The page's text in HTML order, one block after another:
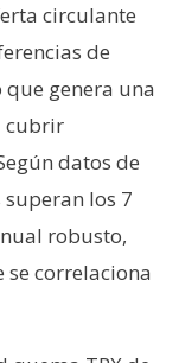
circulante
de
que genera una
cubrir
datos de
los 7
robusto,
correlaciona